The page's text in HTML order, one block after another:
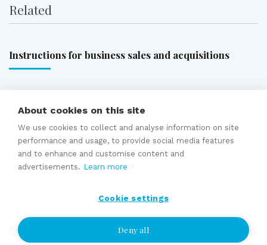
Related
Instructions for business sales and acquisitions
Valuation of a business
Selling price estimate
Instructions for selling and buying
Expert services
About cookies on this site
We use cookies to collect and analyse information on site
performance and usage, to provide social media features
and to enhance and customise content and
advertisements. Learn more
Cookie settings
Deny all